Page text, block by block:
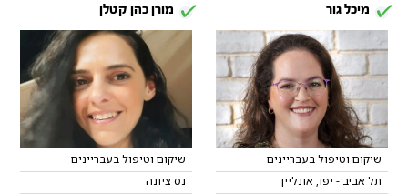
מיכל גור
שיקום וטיפול בעבריינים
תל אביב - יפו, אונליין
מורן כהן קטלן
שיקום וטיפול בעבריינים
נס ציונה